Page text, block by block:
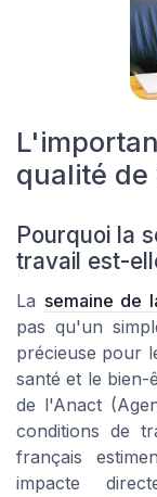
qualité de
Pourquoi la
travail est-
La semaine de
pas qu'un
précieuse pour
santé et le bien-
de l'Anact
conditions de
français
impacte